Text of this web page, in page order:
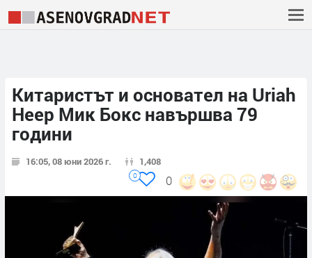
Китаристът и основател на Uriah
Heep Мик Бокс навършва 79
години
16:05, 08 юни 2026 г. 1,408
0
0